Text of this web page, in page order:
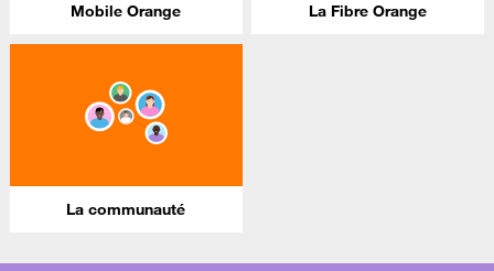
Mobile Orange La Fibre Orange
La communauté